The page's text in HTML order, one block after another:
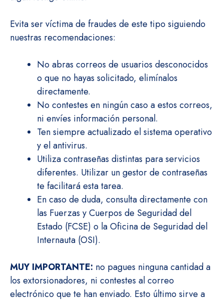
Evita ser víctima de fraudes de este tipo siguiendo
nuestras recomendaciones:
No abras correos de usuarios desconocidos
o que no hayas solicitado, elimínalos
directamente.
No contestes en ningún caso a estos correos,
ni envíes información personal.
Ten siempre actualizado el sistema operativo
y el antivirus.
Utiliza contraseñas distintas para servicios
diferentes. Utilizar un gestor de contraseñas
te facilitará esta tarea.
En caso de duda, consulta directamente con
las Fuerzas y Cuerpos de Seguridad del
Estado (FCSE) o la Oficina de Seguridad del
Internauta (OSI).
MUY IMPORTANTE: no pagues ninguna cantidad a
los extorsionadores, ni contestes al correo
electrónico que te han enviado. Esto último sirve a